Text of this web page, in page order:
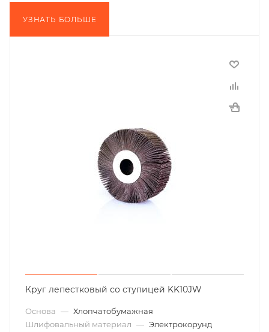
УЗНАТЬ БОЛЬШЕ
Круг лепестковый со ступицей KK10JW
Основа — Хлопчатобумажная
Шлифовальный материал — Электрокорунд